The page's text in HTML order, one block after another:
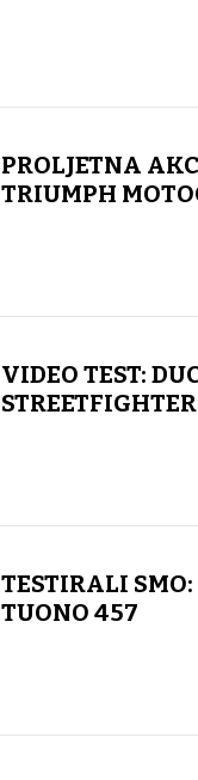
PROLJETNA
TRIUMPH
VIDEO TEST:
TESTIRALI
TUONO 457